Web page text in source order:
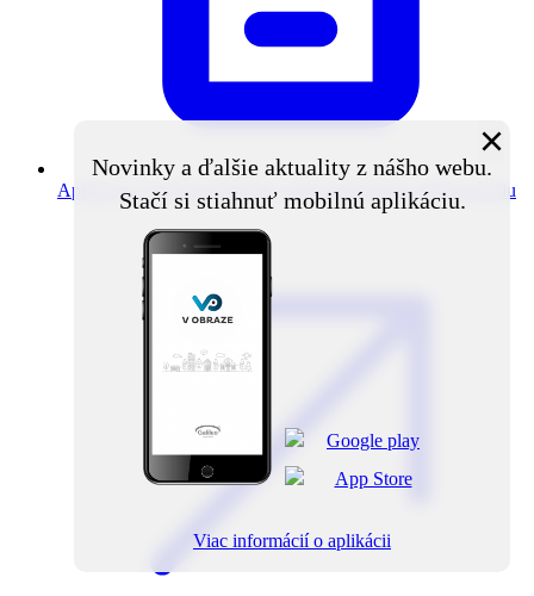
Aplikácia V obraze Novinky z obce priamo do vášho mobilu
Novinky a ďalšie aktuality z nášho webu.
Stačí si stiahnuť mobilnú aplikáciu.
×
Viac informácií o aplikácii